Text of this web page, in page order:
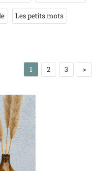
Les petits mots
1 2 3 >